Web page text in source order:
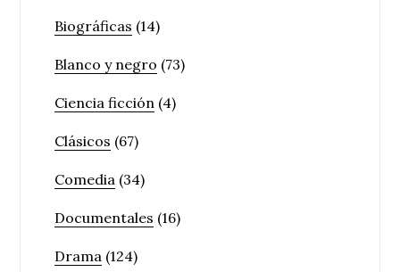
Biográficas (14)
Blanco y negro (73)
Ciencia ficción (4)
Clásicos (67)
Comedia (34)
Documentales (16)
Drama (124)